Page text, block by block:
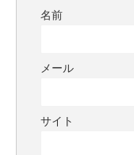
名前
メール
サイト